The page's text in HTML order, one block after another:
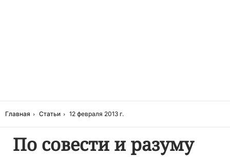
Главная Статьи 12 февраля 2013 г.
По совести и разуму